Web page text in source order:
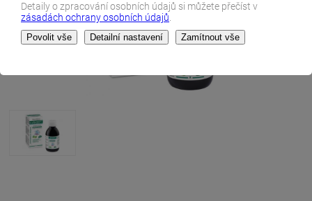
Detaily o zpracování osobních údajů si můžete přečíst v
zásadách ochrany osobních údajů